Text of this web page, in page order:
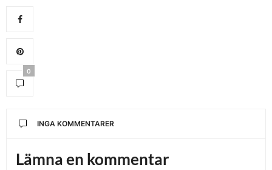
0
INGA KOMMENTARER
Lämna en kommentar